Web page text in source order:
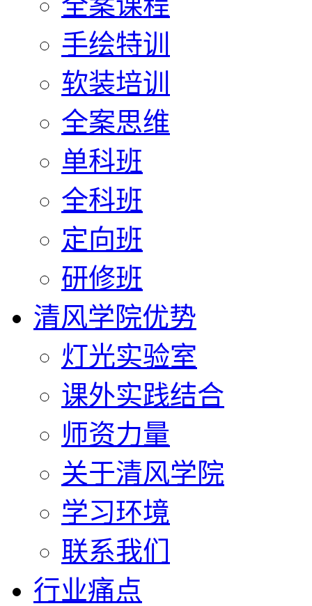
手绘特训
软装培训
全案思维
单科班
全科班
定向班
研修班
清风学院优势
灯光实验室
课外实践结合
师资力量
关于清风学院
学习环境
联系我们
行业痛点